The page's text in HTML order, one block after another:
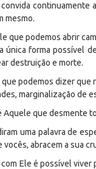
continuamente
mesmo.
que podemos abrir
única forma possível
destruição e morte.
que podemos dizer que
marginalização de
Aquele que desmente
uma palavra de
vocês, abracem a sua
com Ele é possível